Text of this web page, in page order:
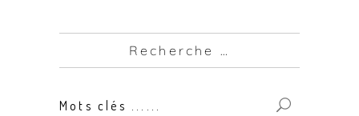
Recherche …
Mots